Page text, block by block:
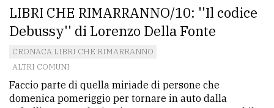
La
redazione
Scrivici
Per
la
LIBRI CHE RIMARRANNO/10: ''Il codice
Debussy'' di Lorenzo Della Fonte
CRONACA LIBRI CHE RIMARRANNO
ALTRI COMUNI
Faccio parte di quella miriade di persone che
domenica pomeriggio per tornare in auto dalla